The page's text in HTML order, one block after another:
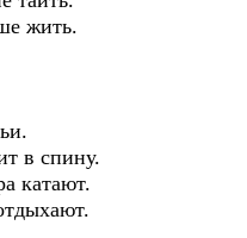
жить.
в спину.
катают.